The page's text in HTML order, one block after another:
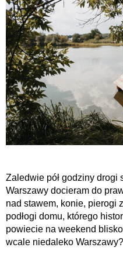
Zaledwie pół godziny drogi
Warszawy docieram do
nad stawem, konie, pierogi
podłogi domu, którego
powiecie na weekend
wcale niedaleko Warszawy?